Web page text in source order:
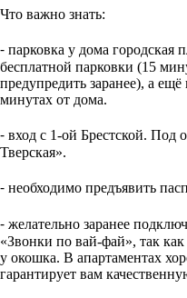
Что важно знать:
⁃ парковка у дома городская
бесплатной парковки (15
предупредить заранее), а
минутах от дома.
⁃ вход с 1-ой Брестской. Под
Тверская».
⁃ необходимо предъявить
⁃ желательно заранее
«Звонки по вай-фай», так
у окошка. В апартаментах
гарантирует вам